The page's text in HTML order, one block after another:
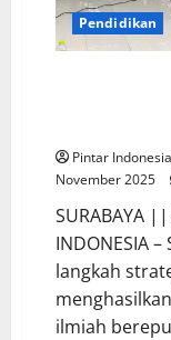
Pendidikan
Pintar Indonesia
November 2025
SURABAYA ||
INDONESIA –
langkah
ilmiah